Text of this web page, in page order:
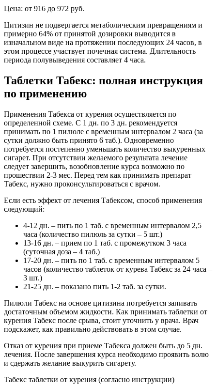
Цена: от 916 до 972 руб.
Цитизин не подвергается метаболическим превращениям и
примерно 64% от принятой дозировки выводится в
изначальном виде на протяжении последующих 24 часов, в
этом процессе участвует почечная система. Длительность
периода полувыведения составляет 4 часа.
Таблетки Табекс: полная инструкция
по применению
Применения Табекса от курения осуществляется по
определенной схеме. С 1 дн. по 3 дн. рекомендуется
принимать по 1 пилюле с временным интервалом 2 часа (за
сутки должно быть принято 6 таб.). Одновременно
потребуется постепенно уменьшать количество выкуренных
сигарет. При отсутствии желаемого результата лечение
следует завершить, возобновление курса возможно по
прошествии 2-3 мес. Перед тем как принимать препарат
Табекс, нужно проконсультироваться с врачом.
Если есть эффект от лечения Табексом, способ применения
следующий:
4-12 дн. – пить по 1 таб. с временным интервалом 2,5
часа (количество пилюль за сутки – 5 шт.)
13-16 дн. – прием по 1 таб. с промежутком 3 часа
(суточная доза – 4 таб.)
17-20 дн. – пить по 1 таб. с временным интервалом 5
часов (количество таблеток от курева Табекс за 24 часа –
3 шт.)
21-25 дн. – показано пить 1-2 таб. за сутки.
Пилюли Табекс на основе цитизина потребуется запивать
достаточным объемом жидкости. Как принимать таблетки от
курения Табекс после срыва, стоит уточнить у врача. Врач
подскажет, как правильно действовать в этом случае.
Отказ от курения при приеме Табекса должен быть до 5 дн.
лечения. После завершения курса необходимо проявить волю
и сдержать желание выкурить сигарету.
Табекс таблетки от курения (согласно инструкции)